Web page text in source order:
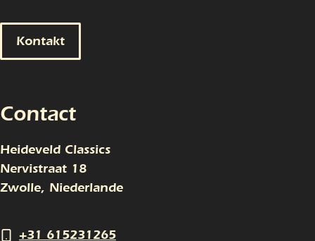
Kontakt
Contact
Heideveld Classics
Nervistraat 18
Zwolle, Niederlande
+31 615231265